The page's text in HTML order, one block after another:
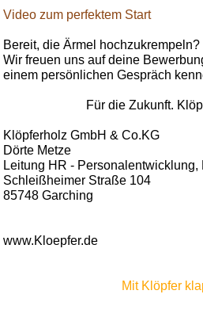
Video zum perfektem Start
Bereit, die Ärmel
Wir freuen uns auf deine
einem persönlichen Gespräch
Für die Zukunft.
Klöpferholz GmbH & Co.KG
Dörte Metze
Leitung HR - Personalentwicklung,
Schleißheimer Straße 104
85748 Garching
www.Kloepfer.de
Mit Klöpfer